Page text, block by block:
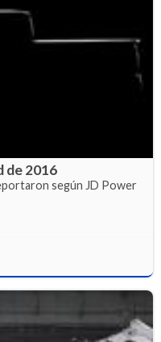
de 2016
según JD Power